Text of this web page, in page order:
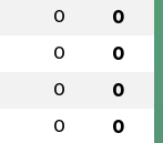
0 0
0 0
0 0
0 0